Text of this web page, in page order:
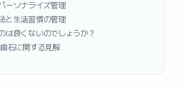
ーソナライズ管理
と生活習慣の管理
は良くないのでしょうか？
石に関する見解